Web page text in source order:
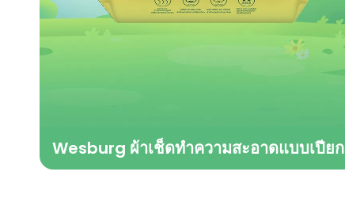
Wesburg ผ้าเช็ดทำความสะอาดแบบเปียก